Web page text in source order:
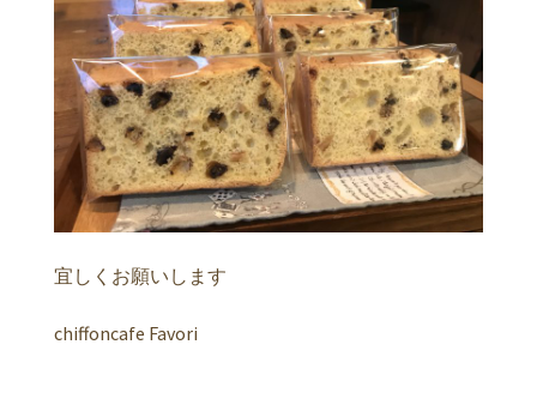
宜しくお願いします
chiffoncafe Favori